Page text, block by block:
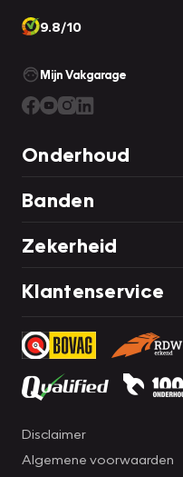
9.8/10
Mijn Vakgarage
Onderhoud
Banden
Zekerheid
Klantenservice
Disclaimer
Algemene voorwaarden